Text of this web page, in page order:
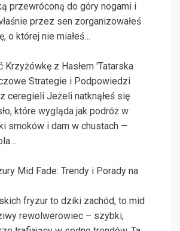
przewróconą do góry nogami i
przez sen zorganizowałeś
o której nie miałeś…
Krzyżówkę z Hasłem 'Tatarska
Strategie i Podpowiedzi
ceregieli Jeżeli natknąłeś się
które wygląda jak podróż w
smoków i dam w chustach —
Mid Fade: Trendy i Porady na
fryzur to dziki zachód, to mid
rewolwerowiec – szybki,